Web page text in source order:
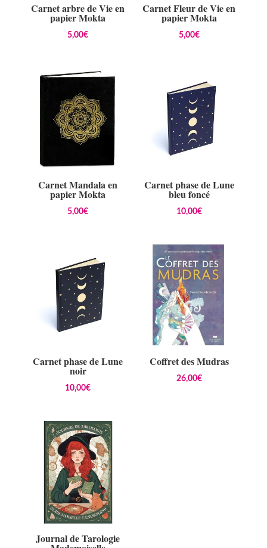
Carnet arbre de Vie en
papier Mokta
5,00€
Carnet Fleur de Vie en
papier Mokta
5,00€
Carnet Mandala en
papier Mokta
5,00€
Carnet phase de Lune
bleu foncé
10,00€
Carnet phase de Lune
noir
10,00€
Coffret des Mudras
26,00€
Journal de Tarologie